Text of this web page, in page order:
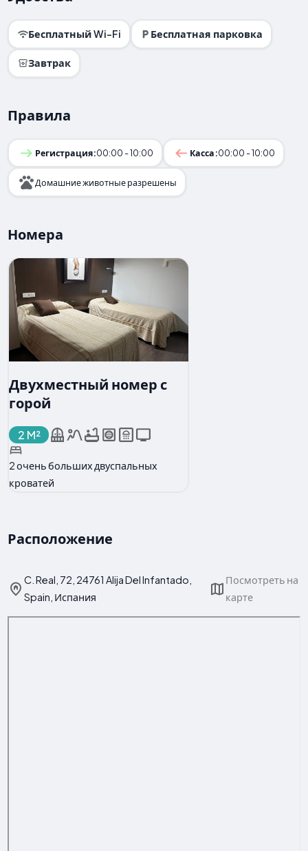
Бесплатный Wi-Fi Бесплатная парковка
Завтрак
Правила
Регистрация:00:00 - 10:00 Касса:00:00 - 10:00
Домашние животные разрешены
Номера
Двухместный номер с
горой
2 M²
2 очень больших двуспальных
кроватей
Расположение
C. Real, 72, 24761 Alija Del Infantado,
Spain, Испания
Посмотреть на
карте